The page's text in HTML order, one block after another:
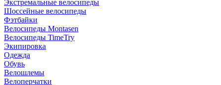
Экстремальные велосипеды
Шоссейные велосипеды
Фэтбайки
Велосипеды Montasen
Велосипеды TimeTry
Экипировка
Одежда
Обувь
Велошлемы
Велоперчатки